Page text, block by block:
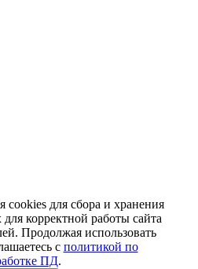
cookies для сбора и хранения
корректной работы сайта
Продолжая использовать
с политикой по
ПД.